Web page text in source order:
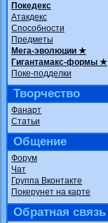
Покедекс
Атакдекс
Способности
Предметы
Мега-эволюции ★
Гигантамакс-формы ★
Поке-подделки
Творчество
Фанарт
Статьи
Общение
Форум
Чат
Группа Вконтакте
Покерунет на карте
Обратная связь